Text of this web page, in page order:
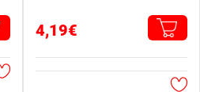
4,19€